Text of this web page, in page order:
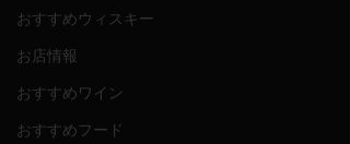
おすすめウィスキー
お店情報
おすすめワイン
おすすめフード